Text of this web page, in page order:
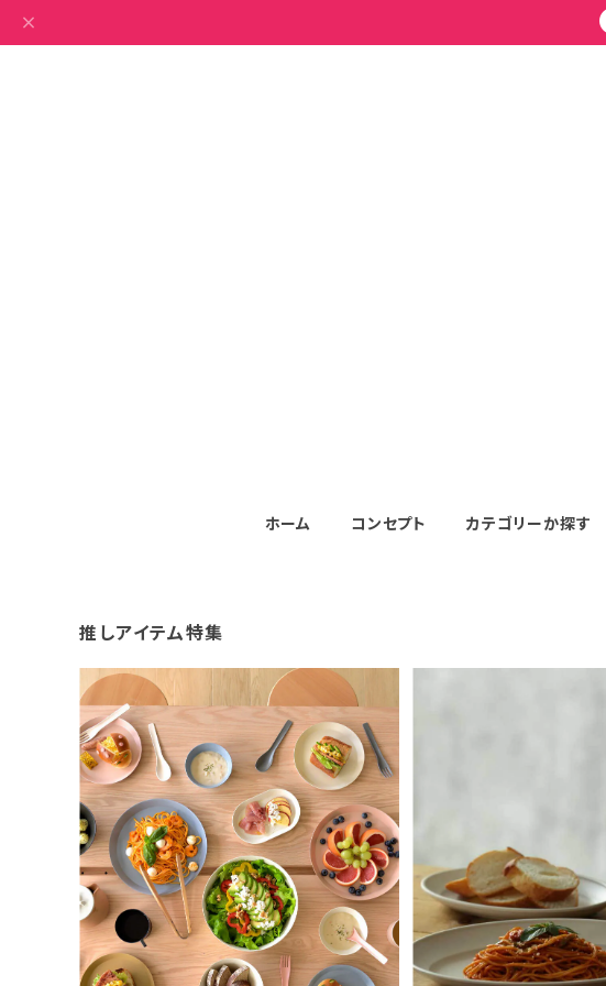
ホーム コンセプト カテゴリーか探す
推しアイテム特集